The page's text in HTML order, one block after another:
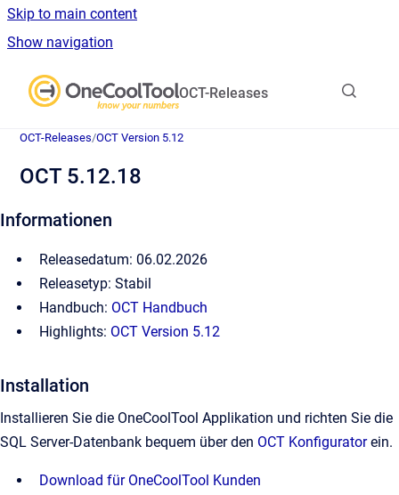
Skip to main content
Show navigation
OCT-Releases
OCT-Releases/OCT Version 5.12
OCT 5.12.18
Informationen
Releasedatum: 06.02.2026
Releasetyp: Stabil
Handbuch: OCT Handbuch
Highlights: OCT Version 5.12
Installation
Installieren Sie die OneCoolTool Applikation und richten Sie die
SQL Server-Datenbank bequem über den OCT Konfiguratorein.
Download für OneCoolTool Kunden